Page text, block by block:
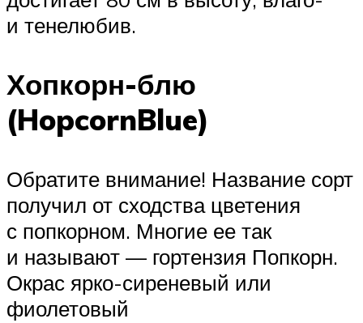
и тенелюбив.
Хопкорн-блю
(HopcornBlue)
Обратите внимание! Название сорт
получил от сходства цветения
с попкорном. Многие ее так
и называют — гортензия Попкорн.
Окрас ярко-сиреневый или
фиолетовый